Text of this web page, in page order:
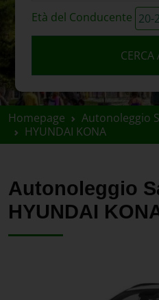
Età del Conducente 20-
CERCA
Homepage Autonoleggio
HYUNDAI KONA
Autonoleggio
HYUNDAI